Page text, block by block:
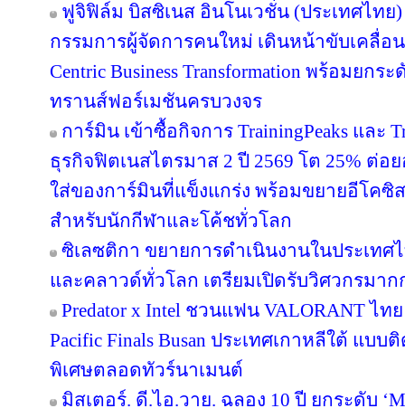
ฟูจิฟิล์ม บิสซิเนส อินโนเวชั่น (ประเทศไทย)
กรรมการผู้จัดการคนใหม่ เดินหน้าขับเคลื่อ
Centric Business Transformation พร้อมย
ทรานส์ฟอร์เมชันครบวงจร
การ์มิน เข้าซื้อกิจการ TrainingPeaks และ
ธุรกิจฟิตเนสไตรมาส 2 ปี 2569 โต 25% ต่
ใส่ของการ์มินที่แข็งแกร่ง พร้อมขยายอีโคซิ
สำหรับนักกีฬาและโค้ชทั่วโลก
ซิเลซติกา ขยายการดำเนินงานในประเทศ
และคลาวด์ทั่วโลก เตรียมเปิดรับวิศวกรมาก
Predator x Intel ชวนแฟน VALORANT ไ
Pacific Finals Busan ประเทศเกาหลีใต้ แ
พิเศษตลอดทัวร์นาเมนต์
มิสเตอร์. ดี.ไอ.วาย. ฉลอง 10 ปี ยกระดับ